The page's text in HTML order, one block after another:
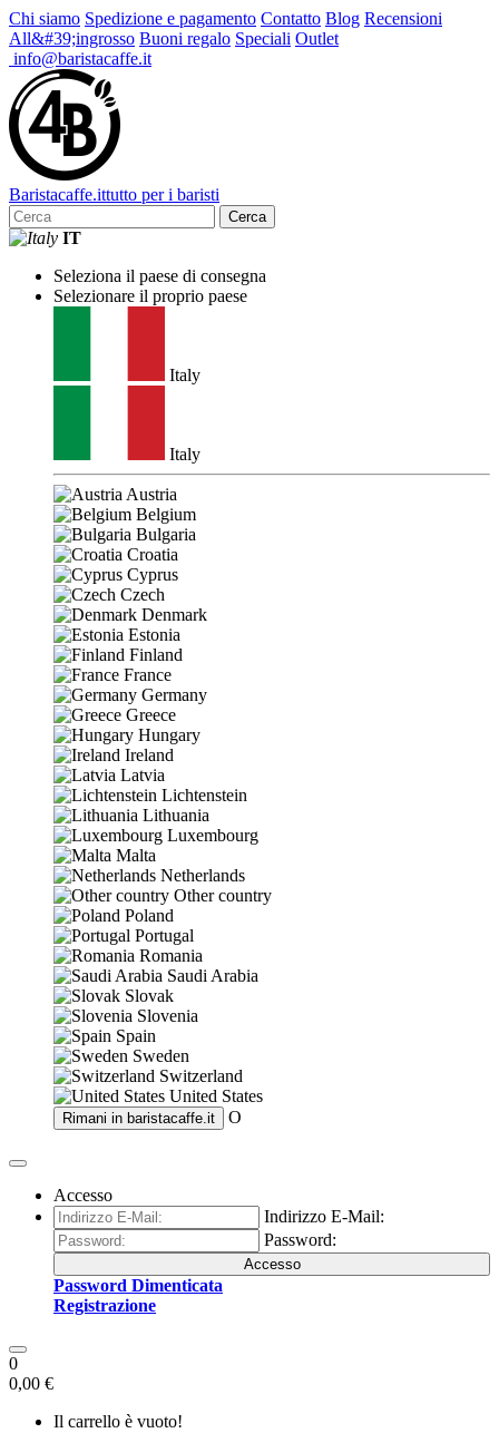
Chi siamo Spedizione e pagamento Contatto Blog Recensioni
All&#39;ingrosso Buoni regalo Speciali Outlet
info@baristacaffe.it
Baristacaffe.ittutto per i baristi
Cerca
IT
Seleziona il paese di consegna
Selezionare il proprio paese
Italy
Italy
Austria
Belgium
Bulgaria
Croatia
Cyprus
Czech
Denmark
Estonia
Finland
France
Germany
Greece
Hungary
Ireland
Latvia
Lichtenstein
Lithuania
Luxembourg
Malta
Netherlands
Other country
Poland
Portugal
Romania
Saudi Arabia
Slovak
Slovenia
Spain
Sweden
Switzerland
United States
Rimani in baristacaffe.it O
Accesso
Indirizzo E-Mail:
Password:
Accesso
Password Dimenticata
Registrazione
0
0,00 €
Il carrello è vuoto!